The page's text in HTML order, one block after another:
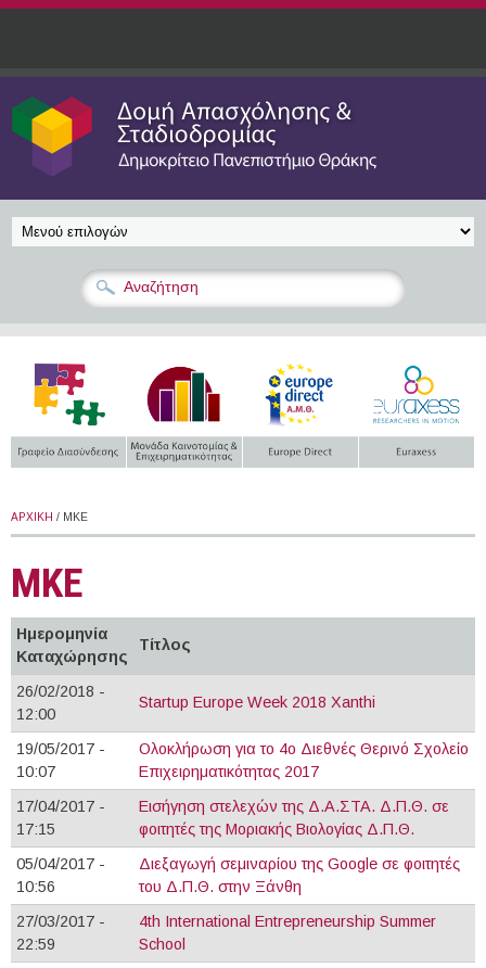
Παράκαμψη προς το κυρίως περιεχόμενο
ΑΡΧΙΚΉ / ΜΚΕ
ΜΚΕ
Ημερομηνία
Καταχώρησης
Τίτλος
26/02/2018 -
12:00
Startup Europe Week 2018 Xanthi
19/05/2017 -
10:07
Ολοκλήρωση για το 4ο Διεθνές Θερινό Σχολείο
Επιχειρηματικότητας 2017
17/04/2017 -
17:15
Εισήγηση στελεχών της Δ.Α.ΣΤΑ. Δ.Π.Θ. σε
φοιτητές της Μοριακής Βιολογίας Δ.Π.Θ.
05/04/2017 -
10:56
Διεξαγωγή σεμιναρίου της Google σε φοιτητές
του Δ.Π.Θ. στην Ξάνθη
27/03/2017 -
22:59
4th International Entrepreneurship Summer
School